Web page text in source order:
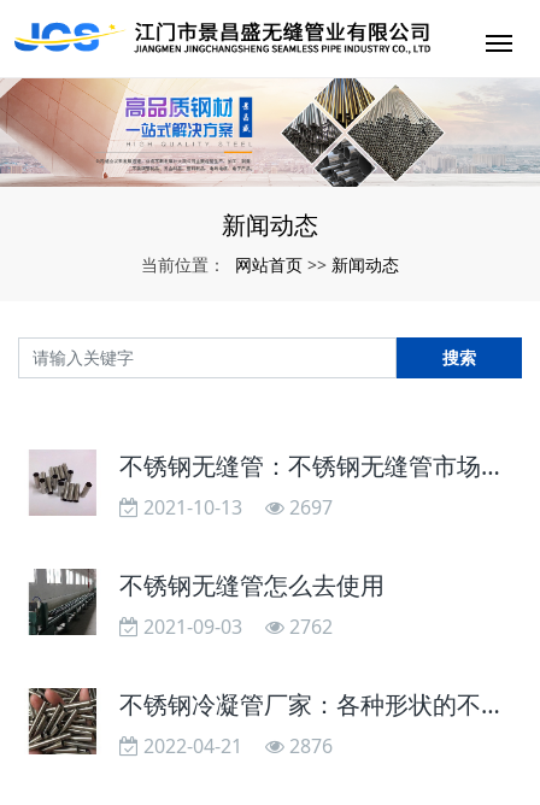
新闻动态
当前位置： 网站首页 >> 新闻动态
搜索
不锈钢无缝管：不锈钢无缝管市场成交情况持续疲软
2021-10-13 2697
不锈钢无缝管怎么去使用
2021-09-03 2762
不锈钢冷凝管厂家：各种形状的不锈钢冷凝管的作用有什么不同
2022-04-21 2876